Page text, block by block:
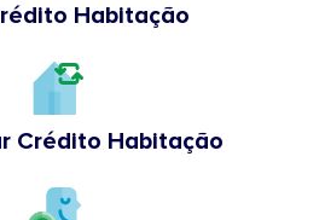
Habitação
Crédito Habitação